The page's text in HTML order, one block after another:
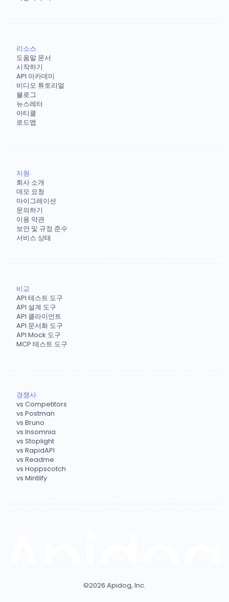
리소스
도움말 문서
시작하기
API 아카데미
비디오 튜토리얼
블로그
뉴스레터
아티클
로드맵
지원
회사 소개
데모 요청
마이그레이션
문의하기
이용 약관
보안 및 규정 준수
서비스 상태
비교
API 테스트 도구
API 설계 도구
API 클라이언트
API 문서화 도구
API Mock 도구
MCP 테스트 도구
경쟁사
vs Competitors
vs Postman
vs Bruno
vs Insomnia
vs Stoplight
vs RapidAPI
vs Readme
vs Hoppscotch
vs Mintlify
©2026 Apidog, Inc.